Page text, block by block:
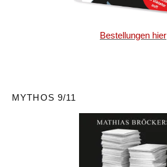
Bestellungen hier
MYTHOS 9/11